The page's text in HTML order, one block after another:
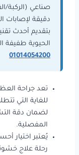
دقيقة لإصابات
الحيوية طفيفة
01014054200
تعد جراحة
للغاية التي
لضمان دقة
المفصلية.
يُعتبر اختيار
رحلة علاج